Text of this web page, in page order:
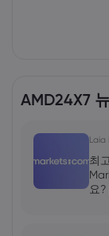
AMD24X7
Laia
최
요